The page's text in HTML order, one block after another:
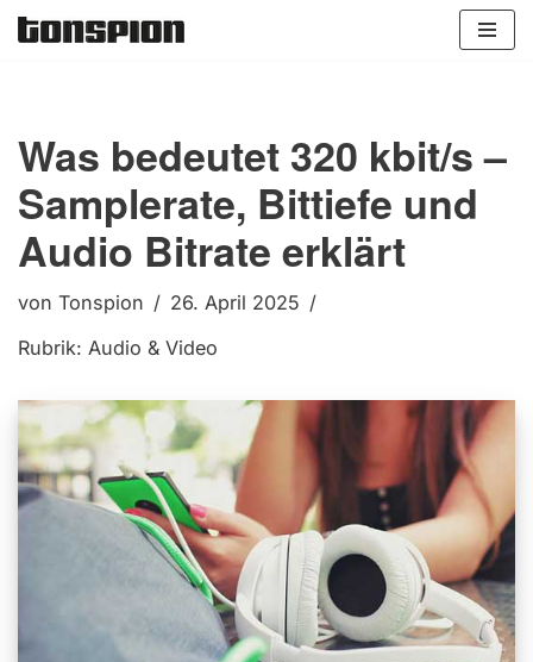
Was bedeutet 320 kbit/s –
Samplerate, Bittiefe und
Audio Bitrate erklärt
von Tonspion
26. April 2025
Rubrik: Audio & Video